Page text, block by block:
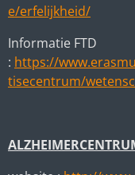
e/erfelijkheid/
Informatie FTD
: https://
tisecentrum/